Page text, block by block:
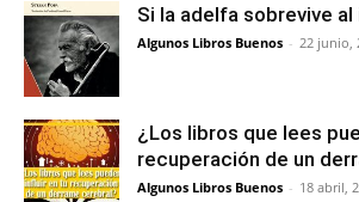
Si la adelfa sobrevive al
Algunos Libros Buenos - 22 junio,
¿Los libros que lees
recuperación de un
Algunos Libros Buenos - 18 abril,